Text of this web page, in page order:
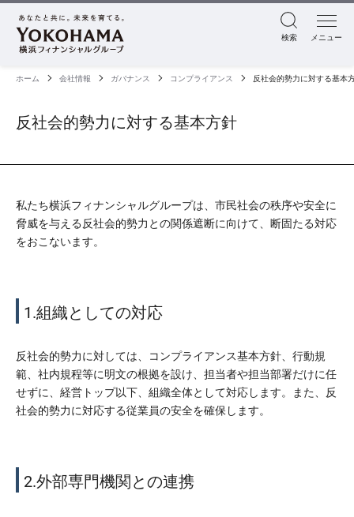
検索 メニュー
ホーム 会社情報 ガバナンス コンプライアンス 反社会的勢力に対する基本
反社会的勢力に対する基本方針
私たち横浜フィナンシャルグループは、市民社会の秩序や安全に
脅威を与える反社会的勢力との関係遮断に向けて、断固たる対応
をおこないます。
1.組織としての対応
反社会的勢力に対しては、コンプライアンス基本方針、行動規
範、社内規程等に明文の根拠を設け、担当者や担当部署だけに任
せずに、経営トップ以下、組織全体として対応します。また、反
社会的勢力に対応する従業員の安全を確保します。
2.外部専門機関との連携